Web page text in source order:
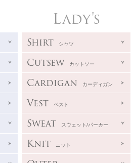
Lady's
Shirt シャツ
Cutsew カットソー
Cardigan カーディガン
Vest ベスト
Sweat スウェット/パーカー
Knit ニット